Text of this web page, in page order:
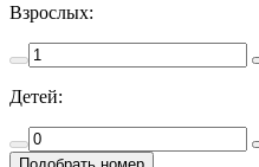
Взрослых:
Детей: